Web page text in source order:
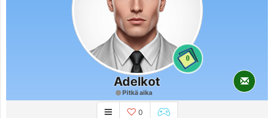
0
Adelkot
Pitkä aika
0